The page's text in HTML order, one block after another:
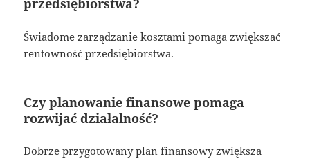
Świadome zarządzanie kosztami pomaga zwiększać
rentowność przedsiębiorstwa.
Czy planowanie finansowe pomaga
rozwijać działalność?
Dobrze przygotowany plan finansowy zwiększa